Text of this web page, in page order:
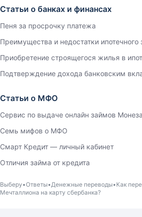
Статьи о банках и финансах
Пеня за просрочку платежа
Преимущества и недостатки ипотечного
Приобретение строящегося жилья в
Подтверждение дохода банковским
Статьи о МФО
Сервис по выдаче онлайн займов Монеза
Семь мифов о МФО
Смарт Кредит — личный кабинет
Отличия займа от кредита
Выберу Ответы Денежные переводы Как
Мечталлиона на карту сбербанка?